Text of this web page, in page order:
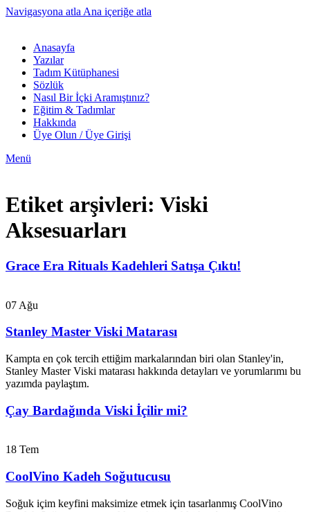
Navigasyona atla Ana içeriğe atla
Anasayfa
Yazılar
Tadım Kütüphanesi
Sözlük
Nasıl Bir İçki Aramıştınız?
Eğitim & Tadımlar
Hakkında
Üye Olun / Üye Girişi
Menü
Etiket arşivleri: Viski
Aksesuarları
Grace Era Rituals Kadehleri Satışa Çıktı!
07 Ağu
Stanley Master Viski Matarası
Kampta en çok tercih ettiğim markalarından biri olan Stanley'in,
Stanley Master Viski matarası hakkında detayları ve yorumlarımı bu
yazımda paylaştım.
Çay Bardağında Viski İçilir mi?
18 Tem
CoolVino Kadeh Soğutucusu
Soğuk içim keyfini maksimize etmek için tasarlanmış CoolVino